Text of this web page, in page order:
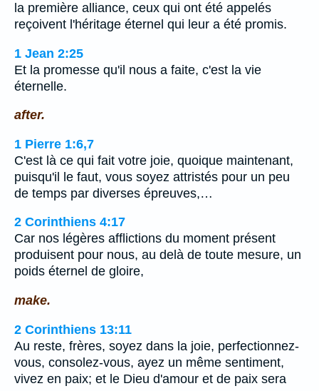
la première alliance, ceux qui ont été appelés
reçoivent l'héritage éternel qui leur a été promis.
1 Jean 2:25
Et la promesse qu'il nous a faite, c'est la vie
éternelle.
after.
1 Pierre 1:6,7
C'est là ce qui fait votre joie, quoique maintenant,
puisqu'il le faut, vous soyez attristés pour un peu
de temps par diverses épreuves,…
2 Corinthiens 4:17
Car nos légères afflictions du moment présent
produisent pour nous, au delà de toute mesure, un
poids éternel de gloire,
make.
2 Corinthiens 13:11
Au reste, frères, soyez dans la joie, perfectionnez-
vous, consolez-vous, ayez un même sentiment,
vivez en paix; et le Dieu d'amour et de paix sera